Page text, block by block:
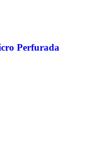
Perfurada